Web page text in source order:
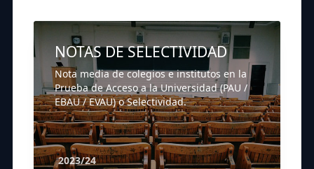
NOTAS DE SELECTIVIDAD
Nota media de colegios e institutos en la
Prueba de Acceso a la Universidad (PAU /
EBAU / EVAU) o Selectividad.
2023/24